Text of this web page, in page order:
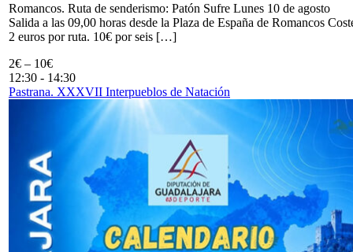
Romancos. Ruta de senderismo: Patón Sufre Lunes 10 de agosto
Salida a las 09,00 horas desde la Plaza de España de Romancos
2 euros por ruta. 10€ por seis […]
2€ – 10€
12:30 - 14:30
Pastrana. XXXVII Interpueblos de Natación